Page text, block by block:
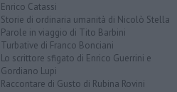
Enrico Catassi
Storie di ordinaria umanità di Nicolò Stella
Parole in viaggio di Tito Barbini
Turbative di Franco Bonciani
Lo scrittore sfigato di Enrico Guerrini e
Gordiano Lupi
Raccontare di Gusto di Rubina Rovini